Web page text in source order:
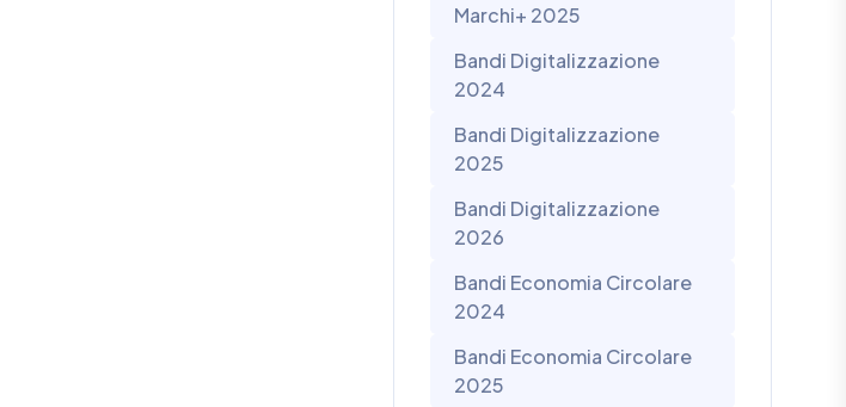
Marchi+ 2025
Bandi Digitalizzazione
2024
Bandi Digitalizzazione
2025
Bandi Digitalizzazione
2026
Bandi Economia Circolare
2024
Bandi Economia Circolare
2025